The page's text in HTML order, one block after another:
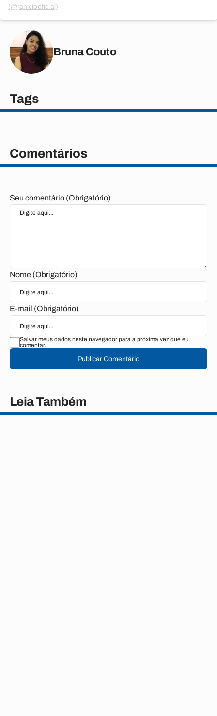
(@janiciooficial)
Bruna Couto
Tags
Comentários
Seu comentário (Obrigatório)
Nome (Obrigatório)
E-mail (Obrigatório)
Salvar meus dados neste navegador para a próxima vez que eu
comentar.
Publicar Comentário
Leia Também